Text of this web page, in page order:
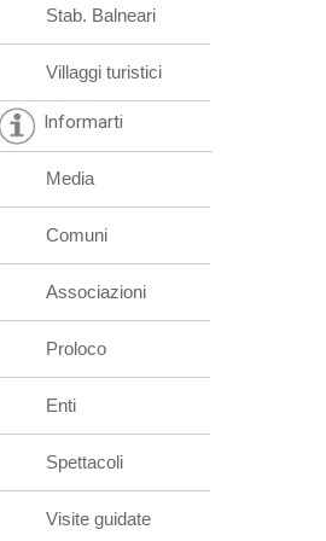
Stab. Balneari
Villaggi turistici
Informarti
Media
Comuni
Associazioni
Proloco
Enti
Spettacoli
Visite guidate